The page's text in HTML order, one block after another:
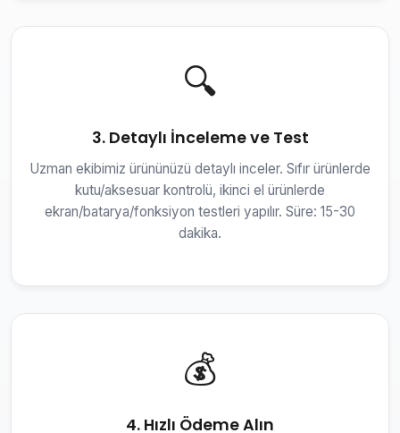
🔍
3. Detaylı İnceleme ve Test
Uzman ekibimiz ürününüzü detaylı inceler. Sıfır ürünlerde
kutu/aksesuar kontrolü, ikinci el ürünlerde
ekran/batarya/fonksiyon testleri yapılır. Süre: 15-30
dakika.
💰
4. Hızlı Ödeme Alın